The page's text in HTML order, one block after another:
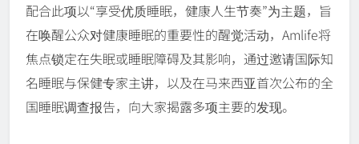
配合此项以“享受优质睡眠，健康人生节奏”为主题，旨
在唤醒公众对健康睡眠的重要性的醒觉活动，Amlife将
焦点锁定在失眠或睡眠障碍及其影响，通过邀请国际知
名睡眠与保健专家主讲，以及在马来西亚首次公布的全
国睡眠调查报告，向大家揭露多项主要的发现。